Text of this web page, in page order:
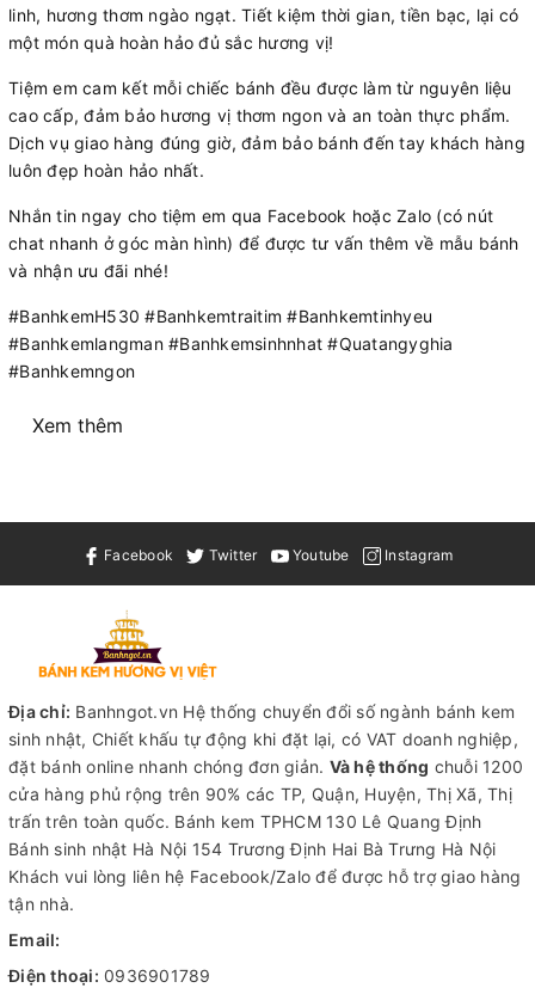
linh, hương thơm ngào ngạt. Tiết kiệm thời gian, tiền bạc, lại có
một món quà hoàn hảo đủ sắc hương vị!
Tiệm em cam kết mỗi chiếc bánh đều được làm từ nguyên liệu
cao cấp, đảm bảo hương vị thơm ngon và an toàn thực phẩm.
Dịch vụ giao hàng đúng giờ, đảm bảo bánh đến tay khách hàng
luôn đẹp hoàn hảo nhất.
Nhắn tin ngay cho tiệm em qua Facebook hoặc Zalo (có nút
chat nhanh ở góc màn hình) để được tư vấn thêm về mẫu bánh
và nhận ưu đãi nhé!
#BanhkemH530 #Banhkemtraitim #Banhkemtinhyeu
#Banhkemlangman #Banhkemsinhnhat #Quatangyghia
#Banhkemngon
Xem thêm
Facebook Twitter Youtube Instagram
Địa chỉ: Banhngot.vn Hệ thống chuyển đổi số ngành bánh kem
sinh nhật, Chiết khấu tự động khi đặt lại, có VAT doanh nghiệp,
đặt bánh online nhanh chóng đơn giản. Và hệ thống chuỗi 1200
cửa hàng phủ rộng trên 90% các TP, Quận, Huyện, Thị Xã, Thị
trấn trên toàn quốc. Bánh kem TPHCM130 Lê Quang Định
Bánh sinh nhật Hà Nội 154 Trương Định Hai Bà Trưng Hà Nội
Khách vui lòng liên hệ Facebook/Zalo để được hỗ trợ giao hàng
tận nhà.
Email:
Điện thoại: 0936901789